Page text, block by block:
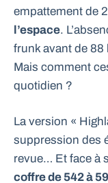
empattement de
l’espace.
frunk avant de 88
Mais comment
quotidien ?
La version «
suppression des
revue… Et face à
coffre de 542 à